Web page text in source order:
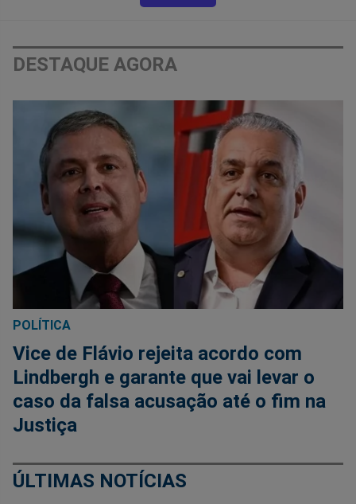
DESTAQUE AGORA
POLÍTICA
Vice de Flávio rejeita acordo com
Lindbergh e garante que vai levar o
caso da falsa acusação até o fim na
Justiça
ÚLTIMAS NOTÍCIAS